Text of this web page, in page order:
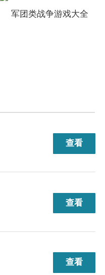
军团类战争游戏大全
查看
查看
查看